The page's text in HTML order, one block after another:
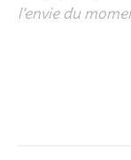
l’envie du